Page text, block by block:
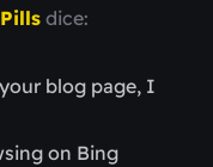
dice:
blog page, I
on Bing